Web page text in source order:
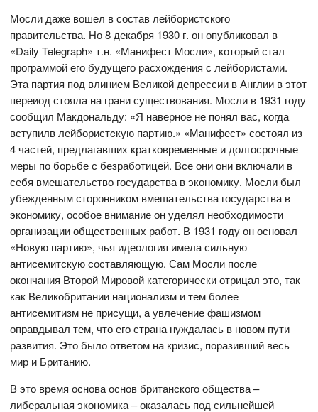
Мосли даже вошел в состав лейбористского
правительства. Но 8 декабря 1930 г. он опубликовал в
«Daily Telegraph» т.н. «Манифест Мосли», который стал
программой его будущего расхождения с лейбористами.
Эта партия под влинием Великой депрессии в Англии в этот
переиод стояла на грани существования. Мосли в 1931 году
сообщил Макдональду: «Я наверное не понял вас, когда
вступилв лейбористcкую партию.» «Манифест» состоял из
4 частей, предлагавших кратковременные и долгосрочные
меры по борьбе с безработицей. Все они они включали в
себя вмешательство государства в экономику. Мосли был
убежденным сторонником вмешательства государства в
экономику, особое внимание он уделял необходимости
организации общественных работ. В 1931 году он основал
«Новую партию», чья идеология имела сильную
антисемитскую составляющую. Сам Мосли после
окончания Второй Мировой категорически отрицал это, так
как Великобритании национализм и тем более
антисемитизм не присущи, а увлечение фашизмом
оправдывал тем, что его страна нуждалась в новом пути
развития. Это было ответом на кризис, поразивший весь
мир и Британию.
В это время основа основ британского общества –
либеральная экономика – оказалась под сильнейшей